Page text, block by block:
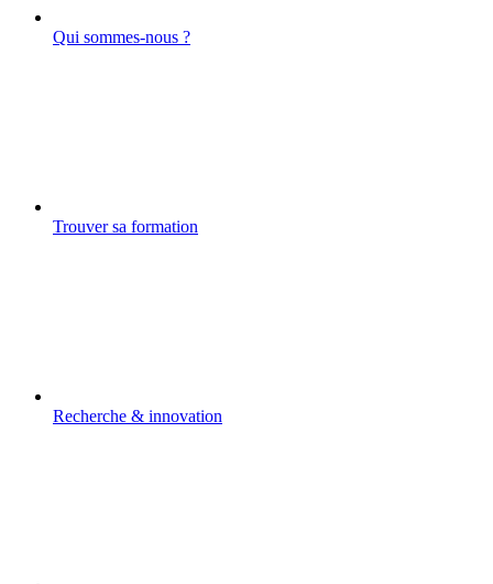
Qui sommes-nous ?
Trouver sa formation
Recherche & innovation